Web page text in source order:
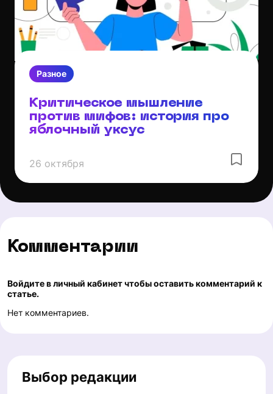
Разное
Критическое мышление
против мифов: история про
яблочный уксус
26 октября
Комментарии
Войдите в личный кабинет чтобы оставить комментарий к
статье.
Нет комментариев.
Выбор редакции